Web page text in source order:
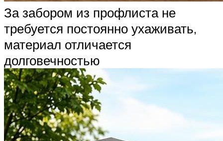
За забором из профлиста не
требуется постоянно ухаживать,
материал отличается
долговечностью